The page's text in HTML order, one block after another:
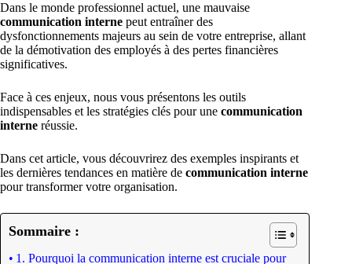
Dans le monde professionnel actuel, une mauvaise
communication interne peut entraîner des
dysfonctionnements majeurs au sein de votre entreprise, allant
de la démotivation des employés à des pertes financières
significatives.
Face à ces enjeux, nous vous présentons les outils
indispensables et les stratégies clés pour une communication
interne réussie.
Dans cet article, vous découvrirez des exemples inspirants et
les dernières tendances en matière de communication interne
pour transformer votre organisation.
Sommaire :
1. Pourquoi la communication interne est cruciale pour